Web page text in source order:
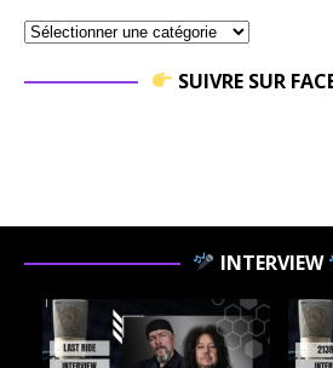
SUIVRE SUR
INTERVIEW